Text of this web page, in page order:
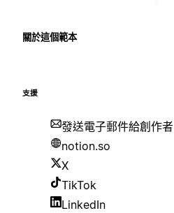
關於這個範本
支援
發送電子郵件給創作者
notion.so
X
TikTok
LinkedIn